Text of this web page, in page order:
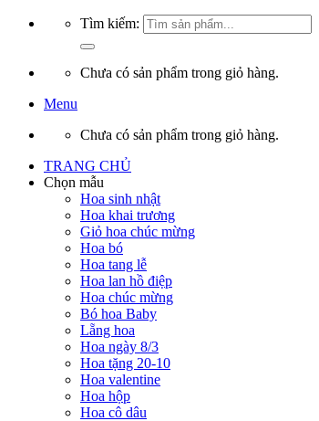
Tìm kiếm:
Chưa có sản phẩm trong giỏ hàng.
Menu
Chưa có sản phẩm trong giỏ hàng.
TRANG CHỦ
Chọn mẫu
Hoa sinh nhật
Hoa khai trương
Giỏ hoa chúc mừng
Hoa bó
Hoa tang lễ
Hoa lan hồ điệp
Hoa chúc mừng
Bó hoa Baby
Lẵng hoa
Hoa ngày 8/3
Hoa tặng 20-10
Hoa valentine
Hoa hộp
Hoa cô dâu